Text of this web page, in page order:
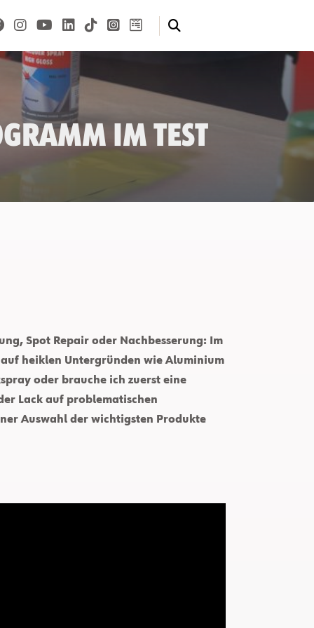
im Test
Spot Repair oder Nachbesserung: Im
heiklen Untergründen wie Aluminium
oder brauche ich zuerst eine
Lack auf problematischen
Auswahl der wichtigsten Produkte